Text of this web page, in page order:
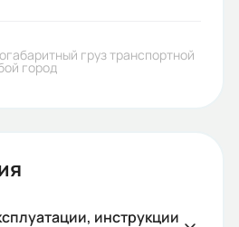
груз транспортной
город
инструкции